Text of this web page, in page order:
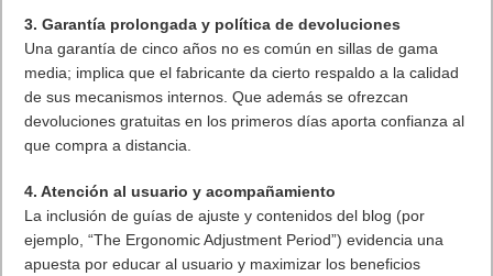
3. Garantía prolongada y política de devoluciones
Una garantía de cinco años no es común en sillas de gama
media; implica que el fabricante da cierto respaldo a la calidad
de sus mecanismos internos. Que además se ofrezcan
devoluciones gratuitas en los primeros días aporta confianza al
que compra a distancia.
4. Atención al usuario y acompañamiento
La inclusión de guías de ajuste y contenidos del blog (por
ejemplo, “The Ergonomic Adjustment Period”) evidencia una
apuesta por educar al usuario y maximizar los beneficios